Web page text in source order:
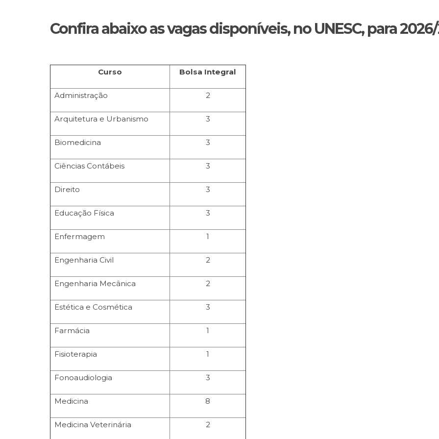
Confira abaixo as vagas disponíveis, no UNESC, para
Curso Bolsa Integral
Administração 2
Arquitetura e Urbanismo 3
Biomedicina 3
Ciências Contábeis 3
Direito 3
Educação Física 3
Enfermagem 1
Engenharia Civil 2
Engenharia Mecânica 2
Estética e Cosmética 3
Farmácia 1
Fisioterapia 1
Fonoaudiologia 3
Medicina 8
Medicina Veterinária 2